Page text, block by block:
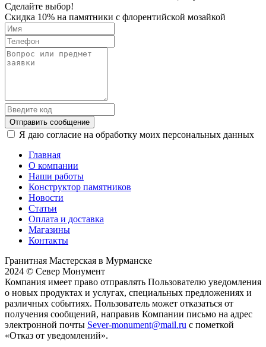
Сделайте выбор!
Скидка 10% на памятники с флорентийской мозайкой
Отправить сообщение
Я даю согласие на обработку моих персональных данных
Главная
О компании
Наши работы
Конструктор памятников
Новости
Статьи
Оплата и доставка
Магазины
Контакты
Гранитная Мастерская в Мурманске
2024 © Север Монумент
Компания имеет право отправлять Пользователю уведомления
о новых продуктах и услугах, специальных предложениях и
различных событиях. Пользователь может отказаться от
получения сообщений, направив Компании письмо на адрес
электронной почты Sever-monument@mail.ru с пометкой
«Отказ от уведомлений».